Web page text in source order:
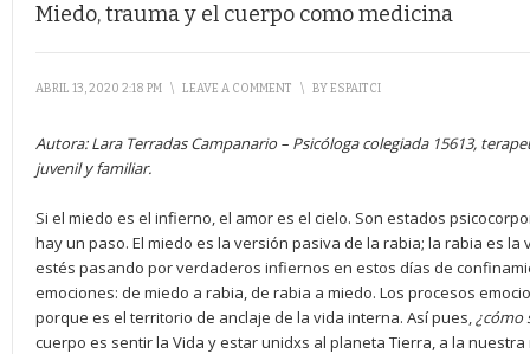
Miedo, trauma y el cuerpo como medicina
ABRIL 13, 2020 2:18 PM \ LEAVE A COMMENT \ BYESPAITCI
Autora: Lara Terradas Campanario – Psicóloga colegiada 15613,
juvenil y familiar.
Si el miedo es el infierno, el amor es el cielo. Son estados
hay un paso. El miedo es la versión pasiva de la rabia; la rabia es
estés pasando por verdaderos infiernos en estos días de
emociones: de miedo a rabia, de rabia a miedo. Los procesos
porque es el territorio de anclaje de la vida interna. Así pues,¿cómo
cuerpo es sentir la Vida y estar unidxs al planeta Tierra, a la